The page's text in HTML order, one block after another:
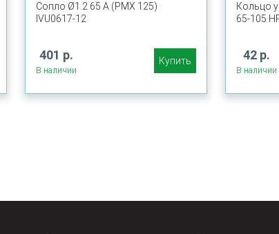
Сопло Ø1.2 65 A (PMX 125)
IVU0617-12
401 р.
В наличии
Купить
Кольцо
65-105
42 р.
В наличии